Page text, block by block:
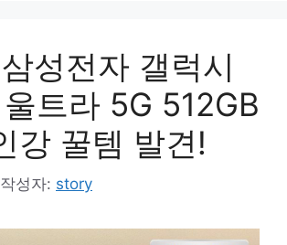
성전자 갤럭시
울트라 5G 512GB
강 꿀템 발견!
작성자: story